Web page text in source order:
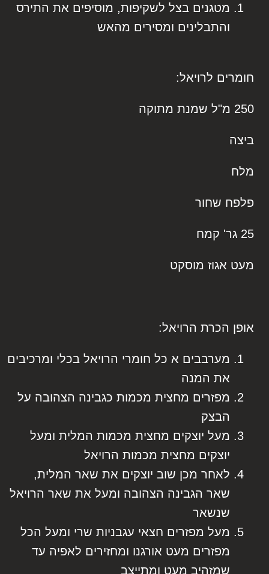
מטגנים בצל לשקיפות, מוסיפים את התירס
והתבלינים ומסירים מהאש
חומרים לרויאל:
250 מ"ל שמנת מתוקה
ביצה
מלח
פלפח שחור
25 גר' קמח
מעט אגוז מוסקט
אופן הכרת הרויאל:
מערבבים א כל חומרי הרויאל בכלי ומרכיבים
את המנה
מפזרים מחצית מכמות כגבינה הצהובה על
הבצק
מעל יוצקים מחצית מכמות המלית ומעל
יוצקים מחצית מכמות הרויאל
לאחר מכן שוב יוצקים את שאר המלית,
שאר הגבינה הצהובה ומעל את שאר הרויאל
שנשאר
מעל מפזרים חצאי עגבניות שרי ומעל הכל
מפזרים מעט אורגנו ומחזירים לאפיה עד
שמזהיב מעט ומתייצב